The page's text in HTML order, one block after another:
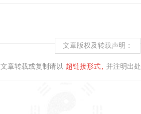
文章版权及转载声明：
文章转载或复制请以 超链接形式 并注明出处